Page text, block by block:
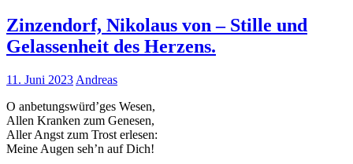
Zinzendorf, Nikolaus von – Stille und
Gelassenheit des Herzens.
11. Juni 2023 Andreas
O anbetungswürd’ges Wesen,
Allen Kranken zum Genesen,
Aller Angst zum Trost erlesen:
Meine Augen seh’n auf Dich!